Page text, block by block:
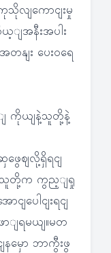
လျကောငျးမှု
အနီးအပါး
နျး ပေးဝရေ
င့ျ ကိုယျနဲ့သူတို့နဲ့
ဖွေဈလို့ရှိရငျ
သူတို့က ကွည့ျရှု
ျပေါငျးရငျ
ျရမယျ။မတ
နမှော ဘာကွီးဖွ